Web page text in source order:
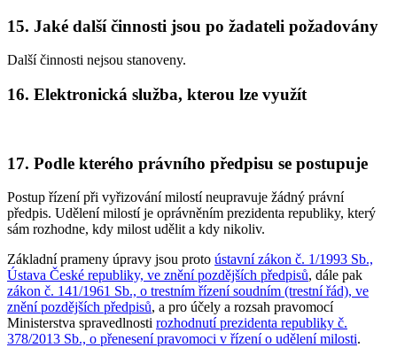
15. Jaké další činnosti jsou po žadateli požadovány
Další činnosti nejsou stanoveny.
16. Elektronická služba, kterou lze využít
17. Podle kterého právního předpisu se postupuje
Postup řízení při vyřizování milostí neupravuje žádný právní
předpis. Udělení milostí je oprávněním prezidenta republiky, který
sám rozhodne, kdy milost udělit a kdy nikoliv.
Základní prameny úpravy jsou proto ústavní zákon č. 1/1993 Sb.,
Ústava České republiky, ve znění pozdějších předpisů, dále pak
zákon č. 141/1961 Sb., o trestním řízení soudním (trestní řád), ve
znění pozdějších předpisů, a pro účely a rozsah pravomocí
Ministerstva spravedlnosti rozhodnutí prezidenta republiky č.
378/2013 Sb., o přenesení pravomoci v řízení o udělení milosti.